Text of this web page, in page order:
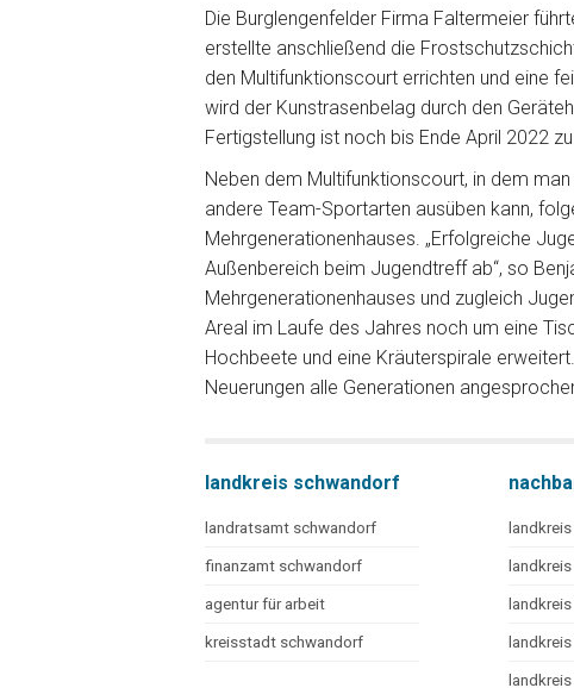
Die Burglengenfelder Firma Faltermeier
erstellte anschließend die
den Multifunktionscourt errichten und eine
wird der Kunstrasenbelag durch den
Fertigstellung ist noch bis Ende April 2022
Neben dem Multifunktionscourt, in dem
andere Team-Sportarten ausüben kann,
Mehrgenerationenhauses. „Erfolgreiche
Außenbereich beim Jugendtreff ab“, so
Mehrgenerationenhauses und zugleich
Areal im Laufe des Jahres noch um eine
Hochbeete und eine Kräuterspirale
Neuerungen alle Generationen
landkreis schwandorf
landratsamt schwandorf
finanzamt schwandorf
agentur für arbeit
kreisstadt schwandorf